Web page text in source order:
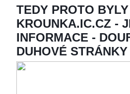
TEDY PROTO
KROUNKA.IC.CZ -
INFORMACE -
DUHOVÉ